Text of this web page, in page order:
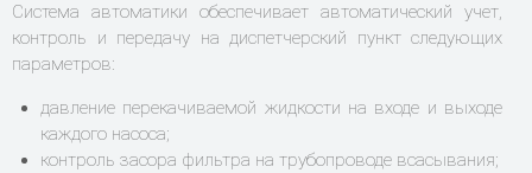
Система автоматики обеспечивает автоматический учет,
контроль и передачу на диспетчерский пункт следующих
параметров:
давление перекачиваемой жидкости на входе и выходе
каждого насоса;
контроль засора фильтра на трубопроводе всасывания;